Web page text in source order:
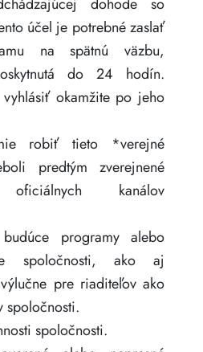
dohode so
účel je potrebné zaslať
na spätnú väzbu,
do 24 hodín.
okamžite po jeho
robiť tieto *verejné
predtým zverejnené
oficiálnych kanálov
programy alebo
spoločnosti, ako aj
pre riaditeľov ako
spoločnosti.
spoločnosti.